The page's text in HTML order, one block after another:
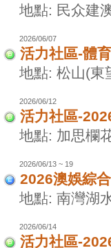
地點: 民众建
2026/06/07
活力社區-體
地點: 松山(東
2026/06/12
活力社區-
地點: 加思欄
2026/06/13 ~ 19
2026澳娛綜
地點: 南灣湖
2026/06/14
活力社區-